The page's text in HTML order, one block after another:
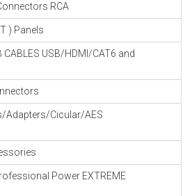
19" RACKS
EN
TOEBEHOREN
EQUIPEMENTS
RCA
) Panels
CABLES USB/HDMI/CAT6 and
Adapters/Cicular/AES
Power EXTREME